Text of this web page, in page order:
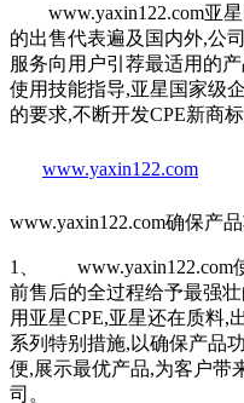
www.yaxin122.com亚星
的出售代表遍及国内外,公
服务向用户引荐最适用的
使用技能指导,亚星国家级
的要求,不断开发CPE新商
www.yaxin122.com
www.yaxin122.com确保产
1、 www.yaxin122.com
前售后的全过程给予最强
用亚星CPE,亚星还在质料,
系列特别措施,以确保产品
便,展示最优产品,为客户带
司。